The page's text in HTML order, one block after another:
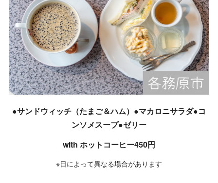
●サンドウィッチ（たまご＆ハム）●マカロニサラダ●コ
ンソメスープ●ゼリー
with ホットコーヒー450円
※日によって異なる場合があります